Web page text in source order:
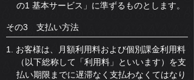
の1 基本サービス」に準ずるものとします。
その3 支払い方法
1. お客様は、月額利用料および個別課金利用料
（以下総称して「利用料」といいます）を支
払い期限までに遅滞なく支払わなくてはなり